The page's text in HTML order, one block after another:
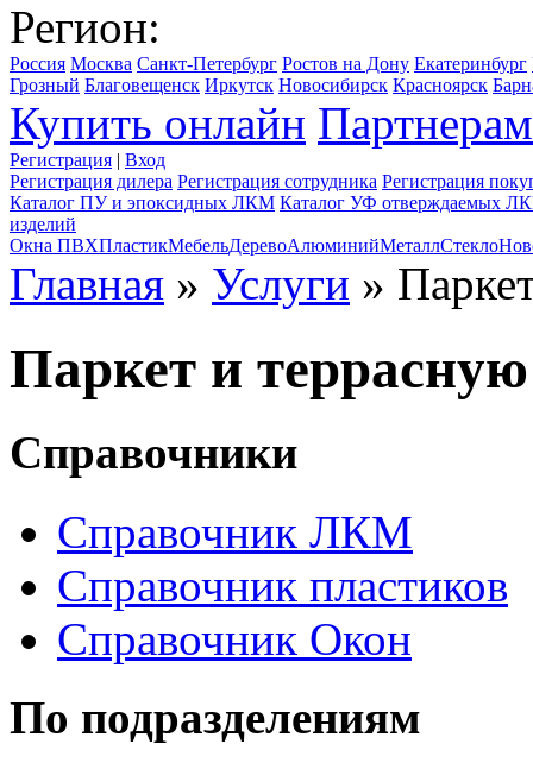
Регион:
Россия Москва Санкт-Петербург Ростов на Дону Екатеринбург
Грозный Благовещенск Иркутск Новосибирск Красноярск
Купить онлайн Партнерам
Регистрация | Вход
Регистрация дилера Регистрация сотрудника Регистрация
Каталог ПУ и эпоксидных ЛКМ Каталог УФ отверждаемых
изделий
Окна ПВХПластикМебельДеревоАлюминийМеталлСтекло
Главная » Услуги »
Паркет и
Справочники
Справочник ЛКМ
Справочник пластиков
Справочник Окон
По подразделениям